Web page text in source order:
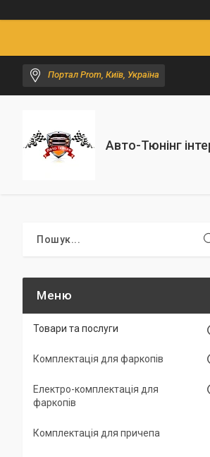
Портал Prom, Київ, Україна
Авто-Тюнінг
Товари та послуги
Комплектація для фаркопів
Електро-комплектація для
фаркопів
Комплектація для причепа